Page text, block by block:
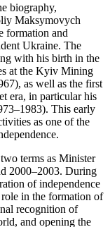
biography,
Maksymovych
formation and
Ukraine. The
with his birth in the
at the Kyiv Mining
as well as the first
era, in particular his
This early
as one of the
terms as Minister
2000–2003. During
of independence
in the formation of
recognition of
and opening the